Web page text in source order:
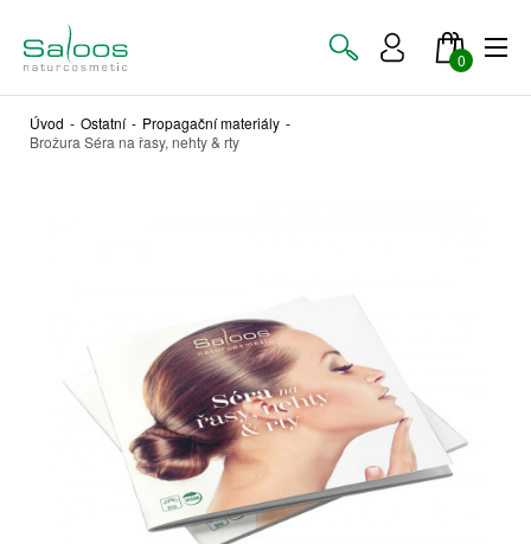
0
Úvod - Ostatní - Propagační materiály -
Brožura Séra na řasy, nehty & rty